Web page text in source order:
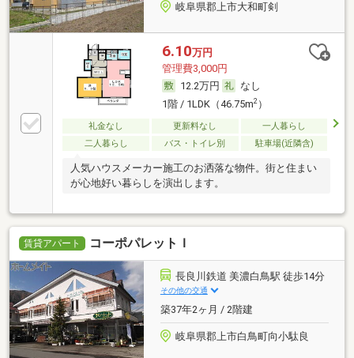
岐阜県郡上市大和町剣
6.10万円
管理費3,000円
12.2万円
なし
1階 / 1LDK（46.75m2）
礼金なし 更新料なし
一人暮らし
二人暮らし
バス・トイレ別 駐車場(近隣含)
人気ハウスメーカー施工のお洒落な物件。街と住まい
が心地好い暮らしを演出します。
賃貸アパート コーポパレットＩ
長良川鉄道 美濃白鳥駅 徒歩14分
その他の交通
築37年2ヶ月 / 2階建
岐阜県郡上市白鳥町向小駄良